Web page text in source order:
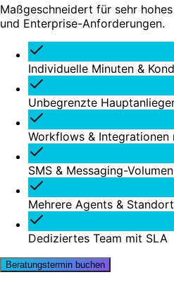
Maßgeschneidert für sehr
und Enterprise-Anforderungen.
Individuelle Minuten &
Unbegrenzte
Workflows & Integrationen
SMS & Messaging-
Mehrere Agents &
Dediziertes Team mit SLA
Beratungstermin buchen